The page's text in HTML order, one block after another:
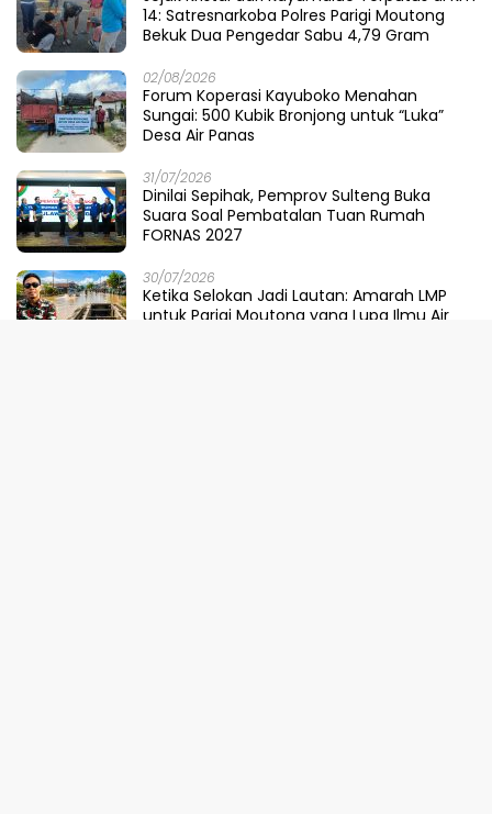
14: Satresnarkoba Polres Parigi Moutong
Bekuk Dua Pengedar Sabu 4,79 Gram
02/08/2026
Forum Koperasi Kayuboko Menahan
Sungai: 500 Kubik Bronjong untuk “Luka”
Desa Air Panas
31/07/2026
Dinilai Sepihak, Pemprov Sulteng Buka
Suara Soal Pembatalan Tuan Rumah
FORNAS 2027
30/07/2026
Ketika Selokan Jadi Lautan: Amarah LMP
untuk Parigi Moutong yang Lupa Ilmu Air